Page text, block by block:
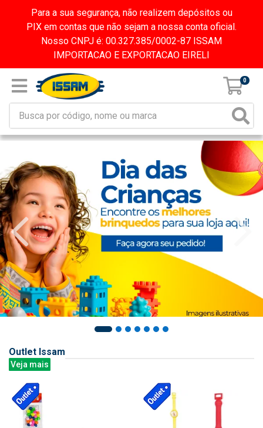
Para a sua segurança, não realizem depósitos ou
PIX em contas que não sejam a nossa conta oficial.
Nosso CNPJ é: 00.327.385/0002-87 ISSAM
IMPORTACAO E EXPORTACAO EIRELI
0
Outlet Issam
Veja mais